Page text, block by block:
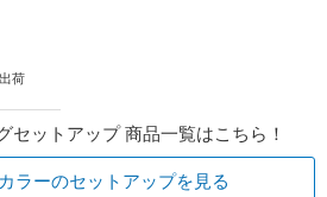
荷
セットアップ 商品一覧はこちら！
ラーのセットアップを見る